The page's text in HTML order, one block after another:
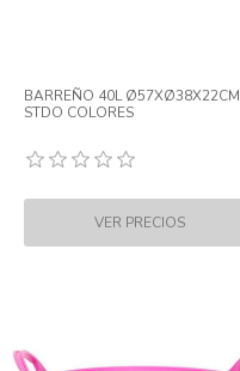
BARREÑO 40L Ø57XØ38X22CM
STDO COLORES